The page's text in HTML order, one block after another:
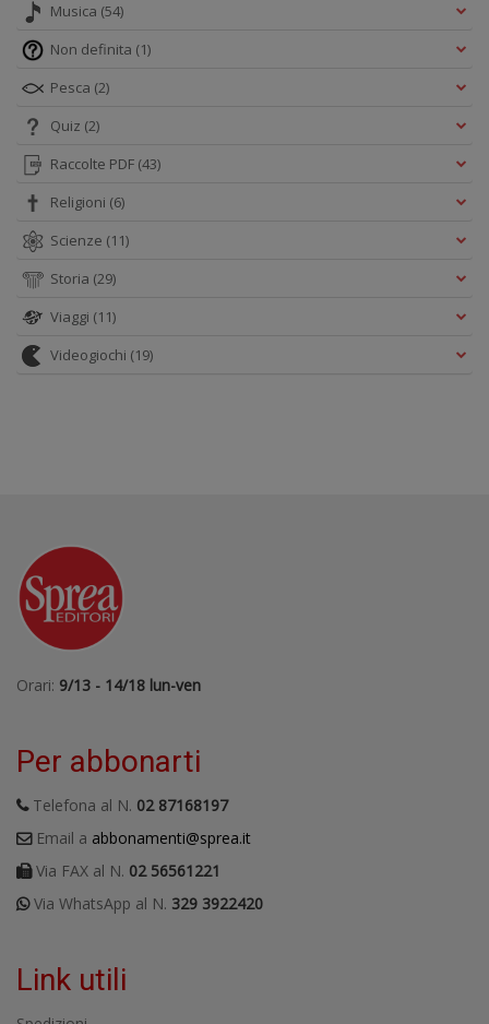
Musica (54)
Non definita (1)
Pesca (2)
Quiz (2)
Raccolte PDF (43)
Religioni (6)
Scienze (11)
Storia (29)
Viaggi (11)
Videogiochi (19)
Orari: 9/13 - 14/18 lun-ven
Per abbonarti
Telefona al N. 02 87168197
Email a abbonamenti@sprea.it
Via FAX al N. 02 56561221
Via WhatsApp al N. 329 3922420
Link utili